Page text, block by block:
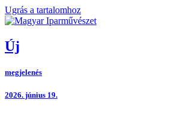
Ugrás a tartalomhoz
Új
megjelenés
2026. június 19.